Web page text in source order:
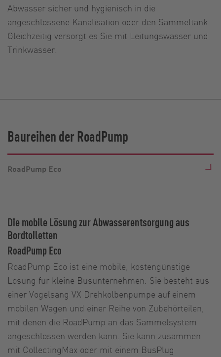
Abwasser sicher und hygienisch in die
angeschlossene Kanalisation oder den Sammeltank.
Gleichzeitig versorgt es Sie mit Leitungswasser und
Trinkwasser.
Baureihen der RoadPump
RoadPump Eco
Die mobile Lösung zur Abwasserentsorgung aus
Bordtoiletten
RoadPump Eco
RoadPump Eco ist eine mobile, kostengünstige
Lösung für kleine Busunternehmen. Sie besteht aus
einer Vogelsang VX Drehkolbenpumpe auf einem
mobilen Wagen und einer Reihe von Zubehörteilen,
mit denen die RoadPump an das Sammelsystem
angeschlossen werden kann. Sie kann zusammen
mit CollectingMax oder mit einem BusPlug